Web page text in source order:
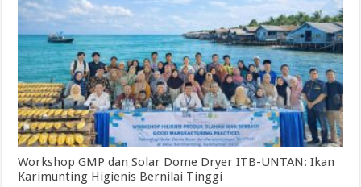
Workshop GMP dan Solar Dome Dryer ITB-UNTAN: Ikan
Karimunting Higienis Bernilai Tinggi